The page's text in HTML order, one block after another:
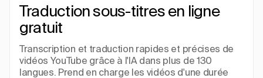
Traduction sous-titres en ligne
gratuit
Transcription et traduction rapides et précises de
vidéos YouTube grâce à l'IA dans plus de 130
langues. Prend en charge les vidéos d'une durée